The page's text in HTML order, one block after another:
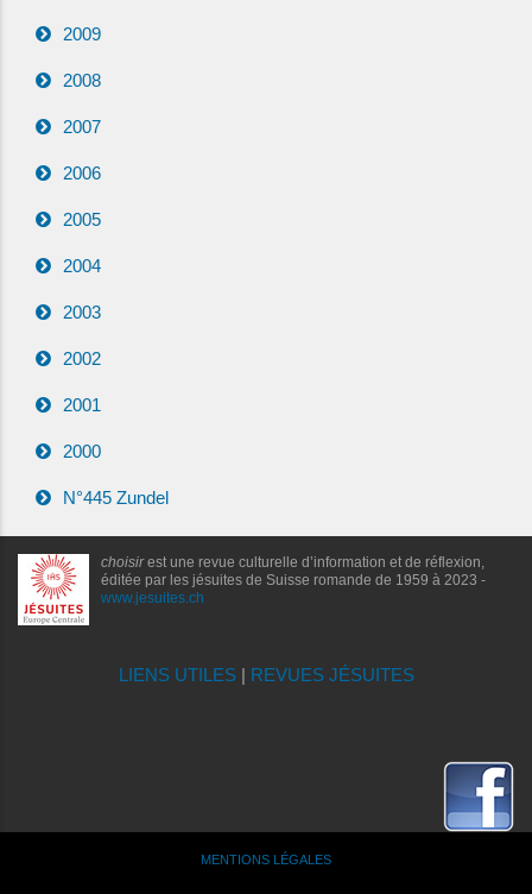
2009
2008
2007
2006
2005
2004
2003
2002
2001
2000
N°445 Zundel
choisirest une revue culturelle d’information et de réflexion,
éditée par les jésuites de Suisse romande de 1959 à 2023 -
www.jesuites.ch
LIENS UTILES| REVUES JÉSUITES
MENTIONS LÉGALES